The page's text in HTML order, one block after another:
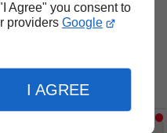
Agree" you consent to
providers Google
I AGREE